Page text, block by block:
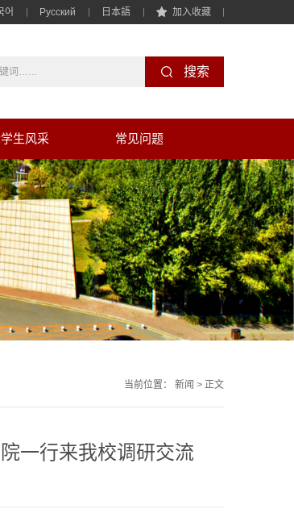
어 Pусский 日本語 加入收藏
生风采 常见问题
当前位置： 新闻 >正文
一行来我校调研交流